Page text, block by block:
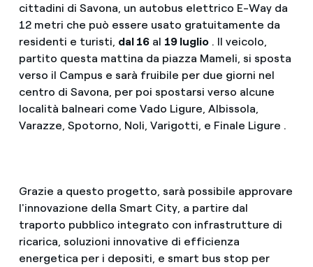
cittadini di Savona, un autobus elettrico E-Way da
12 metri che può essere usato gratuitamente da
residenti e turisti, dal 16al 19 luglio. Il veicolo,
partito questa mattina da piazza Mameli, si sposta
verso il Campus e sarà fruibile per due giorni nel
centro di Savona, per poi spostarsi verso alcune
località balneari come Vado Ligure, Albissola,
Varazze, Spotorno, Noli, Varigotti, e Finale Ligure .
Grazie a questo progetto, sarà possibile approvare
l'innovazione della Smart City, a partire dal
traporto pubblico integrato con infrastrutture di
ricarica, soluzioni innovative di efficienza
energetica per i depositi, e smart bus stop per